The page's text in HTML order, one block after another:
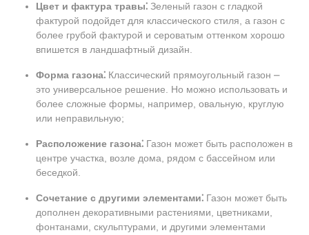
Цвет и фактура травы⁚ Зеленый газон с гладкой
фактурой подойдет для классического стиля, а газон с
более грубой фактурой и сероватым оттенком хорошо
впишется в ландшафтный дизайн.
Форма газона⁚ Классический прямоугольный газон ⎼
это универсальное решение. Но можно использовать и
более сложные формы, например, овальную, круглую
или неправильную;
Расположение газона⁚ Газон может быть расположен в
центре участка, возле дома, рядом с бассейном или
беседкой.
Сочетание с другими элементами⁚ Газон может быть
дополнен декоративными растениями, цветниками,
фонтанами, скульптурами, и другими элементами